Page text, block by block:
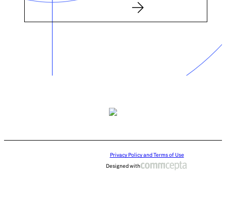
Privacy Policy and Terms of Use
Designed with